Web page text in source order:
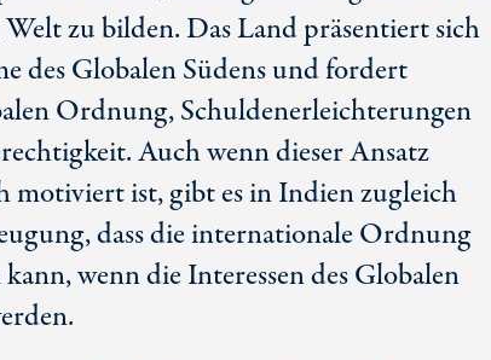
zu bilden. Das Land präsentiert sich
des Globalen Südens und fordert
Ordnung, Schuldenerleichterungen
Auch wenn dieser Ansatz
motiviert ist, gibt es in Indien zugleich
dass die internationale Ordnung
wenn die Interessen des Globalen